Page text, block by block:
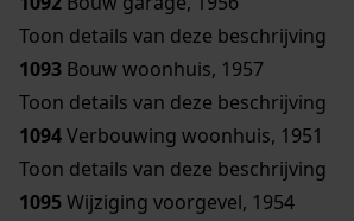
Toon details van deze beschrijving
1093 Bouw woonhuis, 1957
Toon details van deze beschrijving
1094Verbouwing woonhuis, 1951
Toon details van deze beschrijving
1095Wijziging voorgevel, 1954